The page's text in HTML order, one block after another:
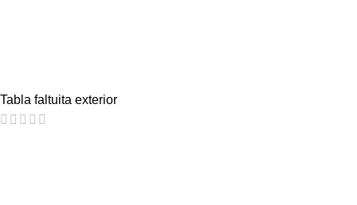
Tabla faltuita exterior